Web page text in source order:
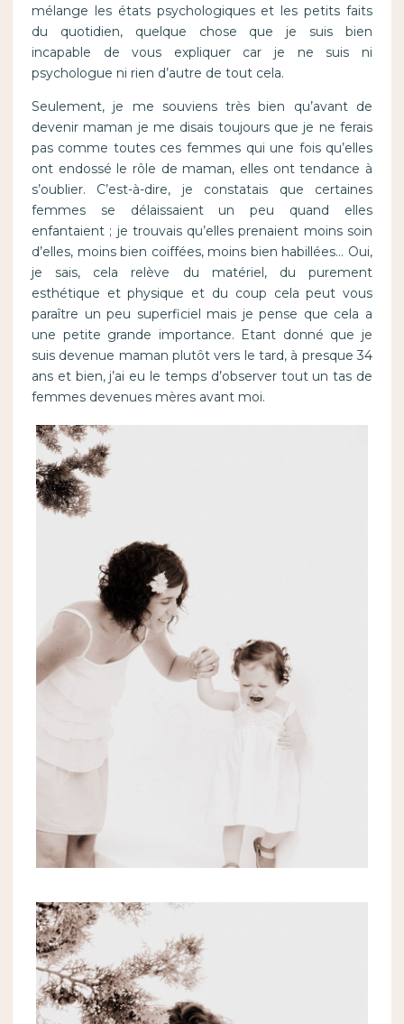
mélange les états psychologiques et les petits faits
du quotidien, quelque chose que je suis bien
incapable de vous expliquer car je ne suis ni
psychologue ni rien d’autre de tout cela.
Seulement, je me souviens très bien qu’avant de
devenir maman je me disais toujours que je ne ferais
pas comme toutes ces femmes qui une fois qu’elles
ont endossé le rôle de maman, elles ont tendance à
s’oublier. C’est-à-dire, je constatais que certaines
femmes se délaissaient un peu quand elles
enfantaient ; je trouvais qu’elles prenaient moins soin
d’elles, moins bien coiffées, moins bien habillées… Oui,
je sais, cela relève du matériel, du purement
esthétique et physique et du coup cela peut vous
paraître un peu superficiel mais je pense que cela a
une petite grande importance. Etant donné que je
suis devenue maman plutôt vers le tard, à presque 34
ans et bien, j’ai eu le temps d’observer tout un tas de
femmes devenues mères avant moi.